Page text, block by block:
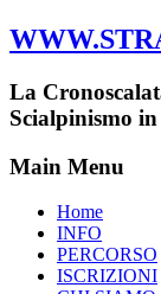
La
Scialpinismo
Main Menu
Home
INFO
PERCORSO
ISCRIZIONI